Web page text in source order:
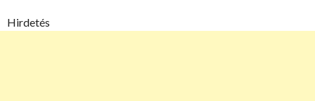
Hirdetés